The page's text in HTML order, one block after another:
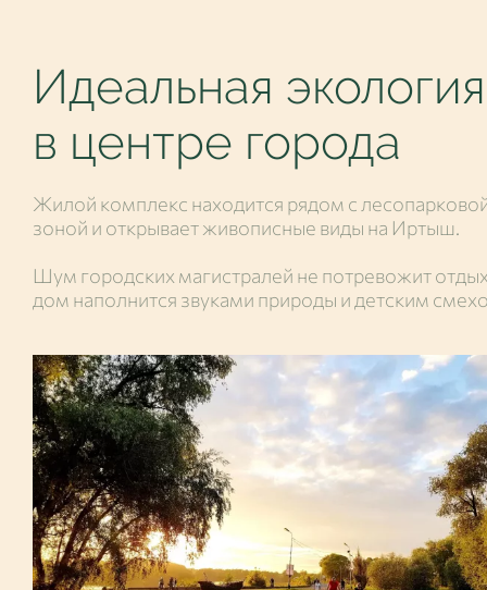
Идеальная экология
в центре города
Жилой комплекс находится рядом с
зоной и открывает живописные виды на Иртыш.
Шум городских магистралей не потревожит
дом наполнится звуками природы и детским